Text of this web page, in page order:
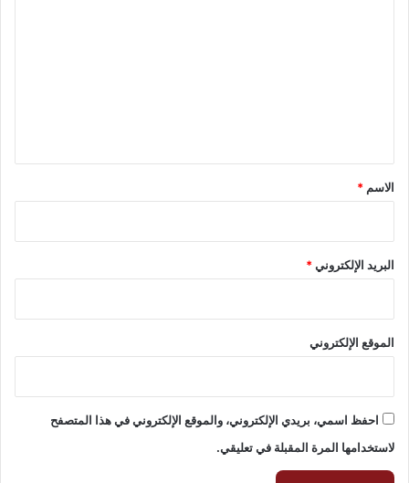
*
الاسم *
البريد الإلكتروني*
الموقع الإلكتروني
احفظ اسمي، بريدي الإلكتروني، والموقع الإلكتروني في هذا المتصفح
لاستخدامها المرة المقبلة في تعليقي.